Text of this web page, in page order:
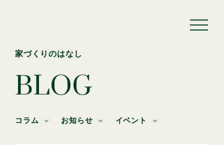
家づくりのはなし
BLOG
コラム お知らせ イベント